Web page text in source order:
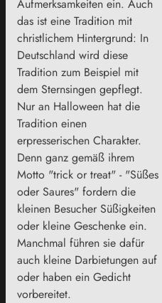
Aufmerksamkeiten ein. Auch
das ist eine Tradition mit
christlichem Hintergrund: In
Deutschland wird diese
Tradition zum Beispiel mit
dem Sternsingen gepflegt.
Nur an Halloween hat die
Tradition einen
erpresserischen Charakter.
Denn ganz gemäß ihrem
Motto "trick or treat" - "Süßes
oder Saures" fordern die
kleinen Besucher Süßigkeiten
oder kleine Geschenke ein.
Manchmal führen sie dafür
auch kleine Darbietungen auf
oder haben ein Gedicht
vorbereitet.